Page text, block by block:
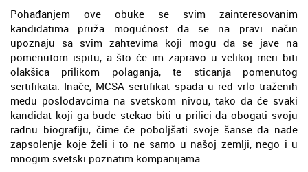
Pohađanjem ove obuke se svim zainteresovanim
kandidatima pruža mogućnost da se na pravi način
upoznaju sa svim zahtevima koji mogu da se jave na
pomenutom ispitu, a što će im zapravo u velikoj meri biti
olakšica prilikom polaganja, te sticanja pomenutog
sertifikata. Inače, MCSA sertifikat spada u red vrlo traženih
među poslodavcima na svetskom nivou, tako da će svaki
kandidat koji ga bude stekao biti u prilici da obogati svoju
radnu biografiju, čime će poboljšati svoje šanse da nađe
zapsolenje koje želi i to ne samo u našoj zemlji, nego i u
mnogim svetski poznatim kompanijama.